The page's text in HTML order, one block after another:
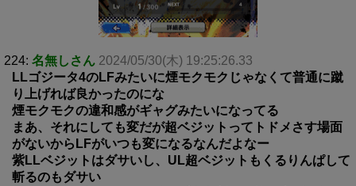
224: 名無しさん 2024/05/30(木) 19:25:26.33
LLゴジータ4のLFみたいに煙モクモクじゃなくて普通に蹴
り上げれば良かったのにな
煙モクモクの違和感がギャグみたいになってる
まあ、それにしても変だが超ベジットってトドメさす場面
がないからLFがいつも変になるなんだよなー
紫LLベジットはダサいし、UL超ベジットもくるりんぱして
斬るのもダサい